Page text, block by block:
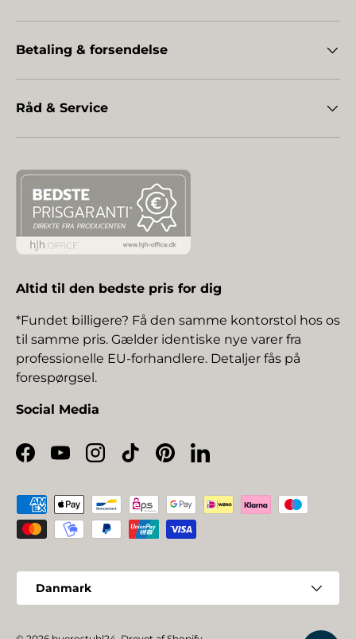
Betaling & forsendelse
Råd & Service
Altid til den bedste pris for dig
*Fundet billigere? Få den samme kontorstol hos os
til samme pris. Gælder identiske nye varer fra
professionelle EU-forhandlere. Detaljer fås på
forespørgsel.
Social Media
Facebook
YouTubeInstagram
TikTokPinterestLinkedIn
Betalingsmetoder
Danmark